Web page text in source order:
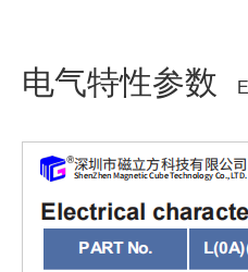
电气特性参数